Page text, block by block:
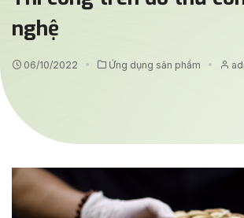
nghệ
06/10/2022 Ứng dụng sản phẩm